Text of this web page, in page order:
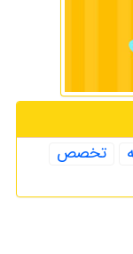
تخصص